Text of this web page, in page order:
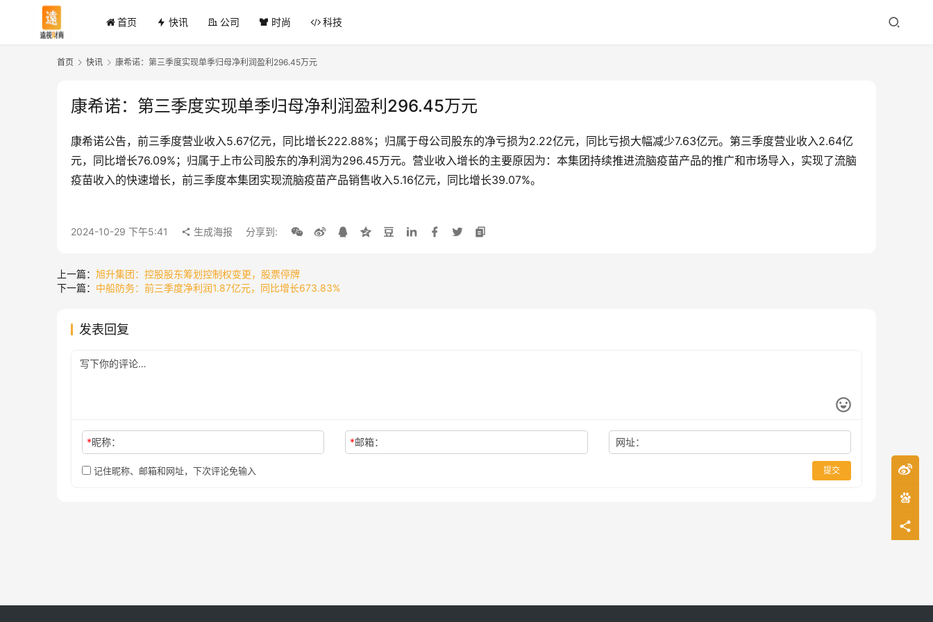
首页 快讯 公司 时尚 科技
首页 快讯 康希诺：第三季度实现单季归母净利润盈利296.45万元
康希诺：第三季度实现单季归母净利润盈利296.45万元
康希诺公告，前三季度营业收入5.67亿元，同比增长222.88%；归属于母公司股东的净亏损为2.22亿元，同比亏损大幅减少7.63亿元。第三季度营业收入2.64亿
元，同比增长76.09%；归属于上市公司股东的净利润为296.45万元。营业收入增长的主要原因为：本集团持续推进流脑疫苗产品的推广和市场导入，实现了流脑
疫苗收入的快速增长，前三季度本集团实现流脑疫苗产品销售收入5.16亿元，同比增长39.07%。
2024-10-29 下午5:41 生成海报 分享到:
上一篇： 旭升集团：控股股东筹划控制权变更，股票停牌
下一篇： 中船防务：前三季度净利润1.87亿元，同比增长673.83%
发表回复
*昵称： *邮箱： 网址：
记住昵称、邮箱和网址，下次评论免输入 提交